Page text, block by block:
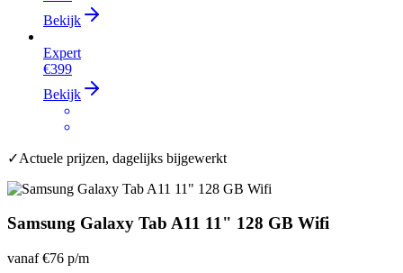
Bekijk
Expert
€399
Bekijk
✓Actuele prijzen, dagelijks bijgewerkt
Samsung Galaxy Tab A11 11" 128 GB Wifi
vanaf€76 p/m